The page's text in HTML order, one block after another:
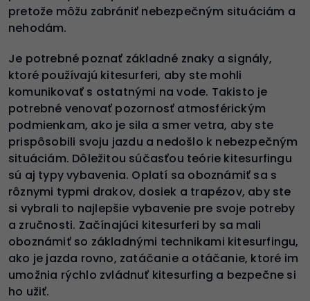
pretože môžu zabrániť nebezpečným situáciám a
nehodám.
Je potrebné poznať základné znaky a signály,
ktoré používajú kitesurferi, aby ste mohli
komunikovať s ostatnými na vode. Takisto je
potrebné venovať pozornosť atmosférickým
podmienkam, ako je sila a smer vetra, aby ste
prispôsobili svoju jazdu a nedošlo k nebezpečným
situáciám. Dôležitou súčasťou teórie kitesurfingu
sú aj typy vybavenia. Oplatí sa oboznámiť sa s
rôznymi typmi drakov, dosiek a trapézov, aby ste
si vybrali to najlepšie vybavenie pre svoje potreby
a zručnosti. Začínajúci kitesurferi by sa mali
oboznámiť so základnými technikami kitesurfingu,
ako je jazda rovno, zatáčanie a otáčanie, ktoré im
umožnia rýchlo zvládnuť kitesurfing a bezpečne si
ho užiť.